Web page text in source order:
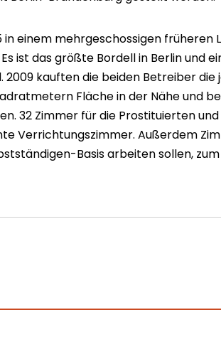
einem mehrgeschossigen früheren
ist das größte Bordell in Berlin und
2009 kauften die beiden Betreiber
Fläche in der Nähe und
32 Zimmer für die Prostituierten
Verrichtungszimmer. Außerdem
Basis arbeiten sollen,